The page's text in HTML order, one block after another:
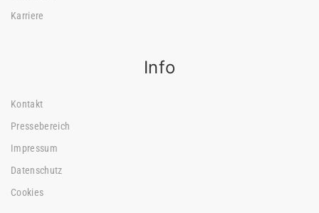
Karriere
Info
Kontakt
Pressebereich
Impressum
Datenschutz
Cookies